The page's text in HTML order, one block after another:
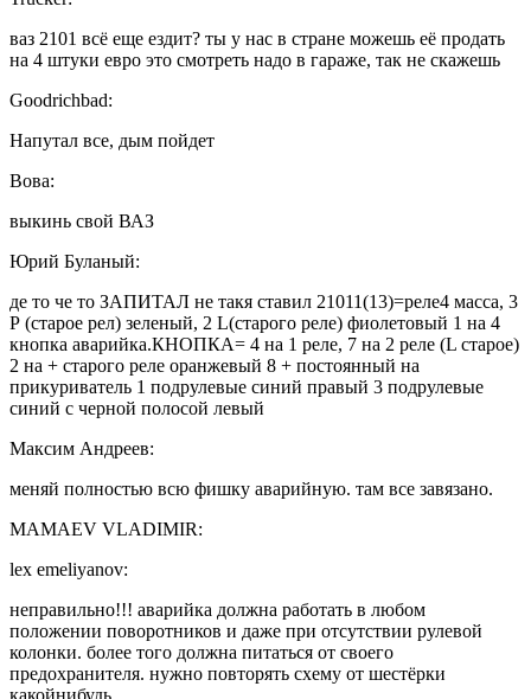
ваз 2101 всё еще ездит? ты у нас в стране можешь её продать
на 4 штуки евро это смотреть надо в гараже, так не скажешь
Goodrichbad:
Напутал все, дым пойдет
Вова:
выкинь свой ВАЗ
Юрий Буланый:
де то че то ЗАПИТАЛ не такя ставил 21011(13)=реле4 масса, 3
Р (старое рел) зеленый, 2 L(старого реле) фиолетовый 1 на 4
кнопка аварийка.КНОПКА= 4 на 1 реле, 7 на 2 реле (L старое)
2 на + старого реле оранжевый 8 + постоянный на
прикуриватель 1 подрулевые синий правый 3 подрулевые
синий с черной полосой левый
Максим Андреев:
меняй полностью всю фишку аварийную. там все завязано.
MAMAEV VLADIMIR:
lex emeliyanov:
неправильно!!! аварийка должна работать в любом
положении поворотников и даже при отсутствии рулевой
колонки. более того должна питаться от своего
предохранителя. нужно повторять схему от шестёрки